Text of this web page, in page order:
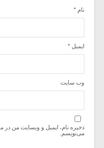
نام *
ایمیل *
وب‌ سایت
ذخیره نام، ایمیل و وبسایت من در
می‌نویسم.